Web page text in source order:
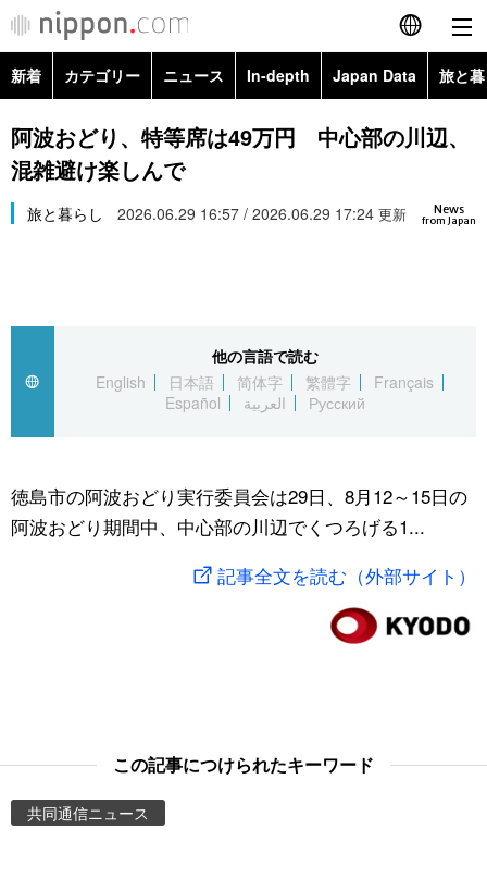
English
简体字
Русский
カテゴリー
経済・ビジネス
国際
文化
トップ
アーカイブ
In-depth
Japan Data
動画/Live
Images
People
新着 カテゴリー ニュース In-depth Japan Data 旅と
政治・外交
経済・ビジネス
スポーツ・東京2020
Topics
阿波おどり、特等席は49万円 中心部の川辺、
混雑避け楽しんで
News
from Japan
旅と暮らし 2026.06.29 16:57 / 2026.06.29 17:24 更新
他の言語で読む
English
日本語 简体字 繁體字
Français
Español
العربية Русский
徳島市の阿波おどり実行委員会は29日、8月12～15日の
阿波おどり期間中、中心部の川辺でくつろげる1...
記事全文を読む（外部サイト）
この記事につけられたキーワード
共同通信ニュース